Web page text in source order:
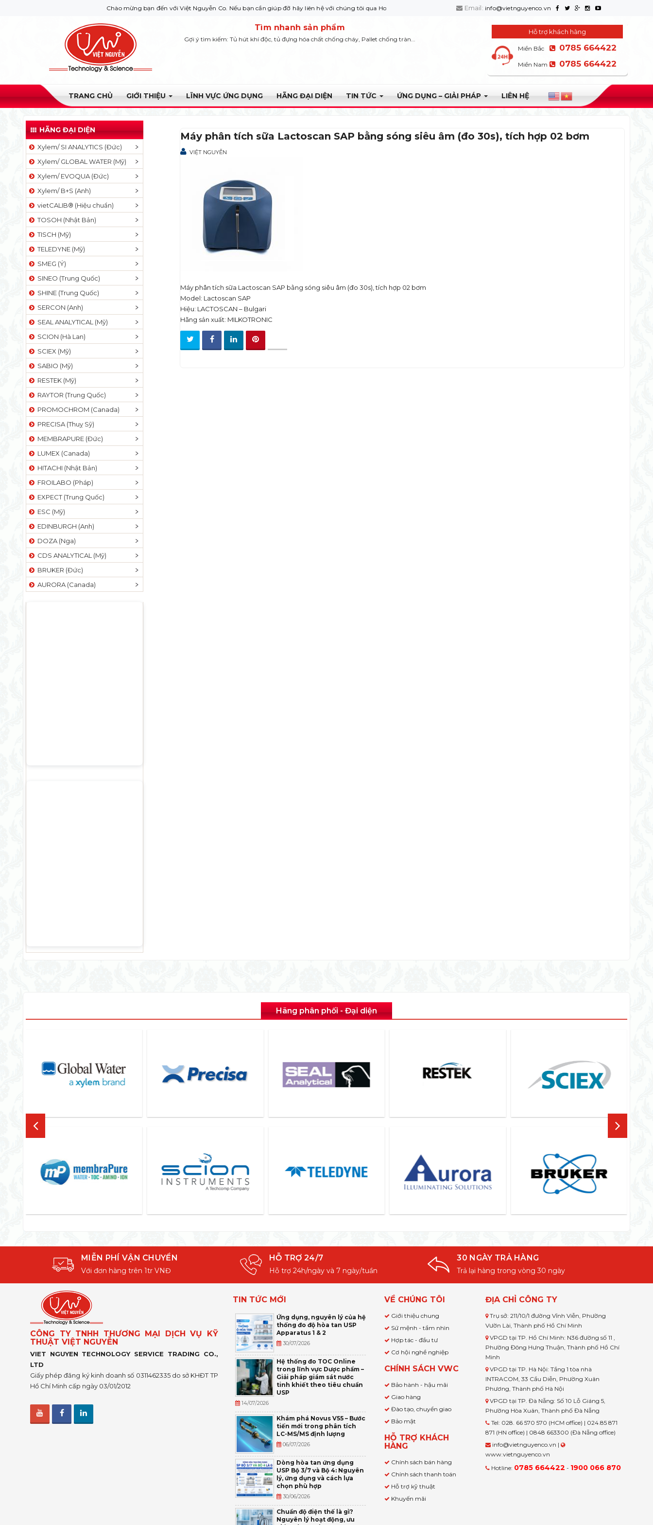
Chào mừng bạn đến với Việt Nguyễn Co. Nếu bạn cần giúp đỡ hãy liên hệ với chúng tôi qua Hotline: 0932 664422 Email: info@vietnguyenco.vn
Tìm nhanh sản phẩm
Gợi ý tìm kiếm: Tủ hút khí độc, tủ đựng hóa chất chống cháy, Pallet chống tràn...
Hỗ trợ khách hàng
Miền Bắc 0785 664422
Miền Nam 0785 664422
TRANG CHỦ GIỚI THIỆU LĨNH VỰC ỨNG DỤNG HÃNG ĐẠI DIỆN TIN TỨC ỨNG DỤNG – GIẢI PHÁP LIÊN HỆ
Máy phân tích sữa Lactoscan SAP bằng sóng siêu âm (đo 30s), tích hợp 02 bơm
VIỆT NGUYỄN
Máy phân tích sữa Lactoscan SAP bằng sóng siêu âm (đo 30s), tích hợp 02 bơm
Model: Lactoscan SAP
Hiệu: LACTOSCAN – Bulgari
Hãng sản xuất: MILKOTRONIC
HÃNG ĐẠI DIỆN
Xylem/ SI ANALYTICS (Đức)
Xylem/ GLOBAL WATER (Mỹ)
Xylem/ EVOQUA (Đức)
Xylem/ B+S (Anh)
vietCALIB® (Hiệu chuẩn)
TOSOH (Nhật Bản)
TISCH (Mỹ)
TELEDYNE (Mỹ)
SMEG (Ý)
SINEO (Trung Quốc)
SHINE (Trung Quốc)
SERCON (Anh)
SEAL ANALYTICAL (Mỹ)
SCION (Hà Lan)
SCIEX (Mỹ)
SABIO (Mỹ)
RESTEK (Mỹ)
RAYTOR (Trung Quốc)
PROMOCHROM (Canada)
PRECISA (Thuỵ Sỹ)
MEMBRAPURE (Đức)
LUMEX (Canada)
HITACHI (Nhật Bản)
FROILABO (Pháp)
EXPECT (Trung Quốc)
ESC (Mỹ)
EDINBURGH (Anh)
DOZA (Nga)
CDS ANALYTICAL (Mỹ)
BRUKER (Đức)
AURORA (Canada)
Hãng phân phối - Đại diện
MIỄN PHÍ VẬN CHUYỂN
Với đơn hàng trên 1tr VNĐ
HỖ TRỢ 24/7
Hỗ trợ 24h/ngày và 7 ngày/tuần
30 NGÀY TRẢ HÀNG
Trả lại hàng trong vòng 30 ngày
CÔNG TY TNHH THƯƠNG MẠI DỊCH VỤ KỸ
THUẬT VIỆT NGUYỄN
VIET NGUYEN TECHNOLOGY SERVICE TRADING CO.,
LTD
Giấy phép đăng ký kinh doanh số 0311462335 do sở KHĐT TP
Hồ Chí Minh cấp ngày 03/01/2012
TIN TỨC MỚI
Ứng dụng, nguyên lý của hệ
thống đo độ hòa tan USP
Apparatus 1 & 2
30/07/2026
Hệ thống đo TOC Online
trong lĩnh vực Dược phẩm –
Giải pháp giám sát nước
tinh khiết theo tiêu chuẩn
USP
14/07/2026
Khám phá Novus V55 – Bước
tiến mới trong phân tích
LC-MS/MS định lượng
06/07/2026
Dòng hòa tan ứng dụng
USP Bộ 3/7 và Bộ 4: Nguyên
lý, ứng dụng và cách lựa
chọn phù hợp
30/06/2026
Chuẩn độ điện thế là gì?
Nguyên lý hoạt động, ưu
VỀ CHÚNG TÔI
Giới thiệu chung
Sứ mệnh - tầm nhìn
Hợp tác - đầu tư
Cơ hội nghề nghiệp
CHÍNH SÁCH VWC
Bảo hành - hậu mãi
Giao hàng
Đào tạo, chuyển giao
Bảo mật
HỖ TRỢ KHÁCH
HÀNG
Chính sách bán hàng
Chính sách thanh toán
Hỗ trợ kỹ thuật
Khuyến mãi
ĐỊA CHỈ CÔNG TY
Trụ sở: 211/10/1 đường Vĩnh Viễn, Phường
Vườn Lài, Thành phố Hồ Chí Minh
VPGD tại TP. Hồ Chí Minh: N36 đường số 11 ,
Phường Đông Hưng Thuận, Thành phố Hồ Chí
Minh
VPGD tại TP. Hà Nội: Tầng 1 tòa nhà
INTRACOM, 33 Cầu Diễn, Phường Xuân
Phương, Thành phố Hà Nội
VPGD tại TP. Đà Nẵng: Số 10 Lỗ Giáng 5,
Phường Hòa Xuân, Thành phố Đà Nẵng
Tel: 028. 66 570 570 (HCM office) | 024.85 871
871 (HN office) | 0848 663300 (Đà Nẵng office)
info@vietnguyenco.vn |
www.vietnguyenco.vn
Hotline: 0785 664422 - 1900 066 870